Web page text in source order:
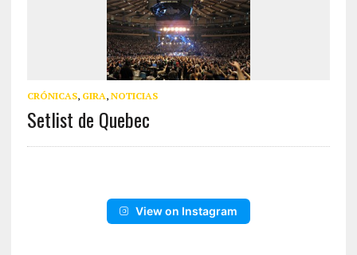
CRÓNICAS, GIRA, NOTICIAS
Setlist de Quebec
View on Instagram